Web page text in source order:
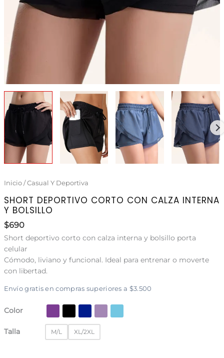
Inicio/Casual Y Deportiva
SHORT DEPORTIVO CORTO CON CALZA INTERNA
Y BOLSILLO
$690
Short deportivo corto con calza interna y bolsillo porta
celular
Cómodo, liviano y funcional. Ideal para entrenar o moverte
con libertad.
Envío gratis en compras superiores a $3.500
Color
Talla M/L XL/2XL